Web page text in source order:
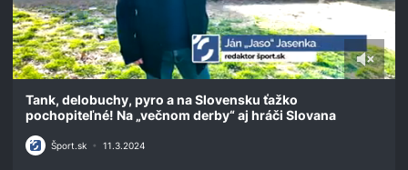
seconds
minutes,
Tank, delobuchy, pyro a na Slovensku ťažko
pochopiteľné! Na „večnom derby“ aj hráči Slovana
Šport.sk • 11.3.2024